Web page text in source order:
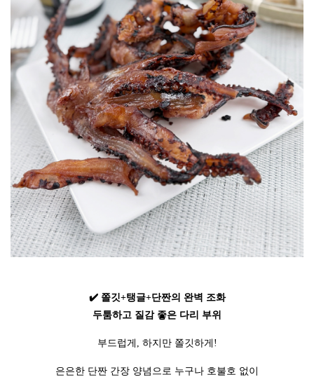
✔️ 쫄깃+탱글+단짠의 완벽 조화
두툼하고 질감 좋은 다리 부위
부드럽게, 하지만 쫄깃하게!
은은한 단짠 간장 양념으로 누구나 호불호 없이